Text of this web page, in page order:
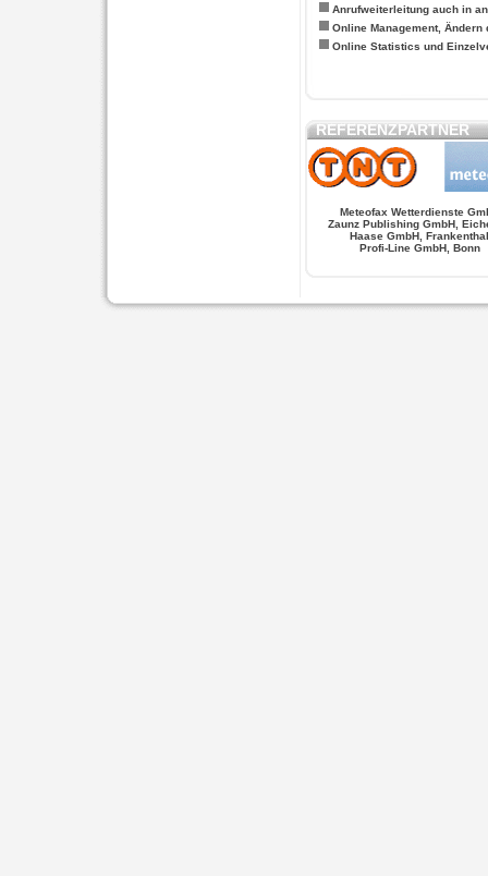
Anrufweiterleitung auch in
Online Management, Ändern
Online Statistics und
REFERENZPARTNER
Meteofax Wetterdienste
Zaunz Publishing GmbH,
Haase GmbH, Frankenthal
Profi-Line GmbH, Bonn